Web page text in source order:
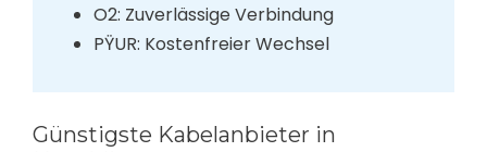
O2: Zuverlässige Verbindung
PŸUR: Kostenfreier Wechsel
Günstigste Kabelanbieter in